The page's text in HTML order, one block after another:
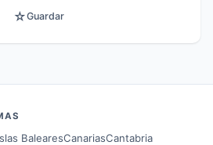
☆Guardar
BalearesCanariasCantabria